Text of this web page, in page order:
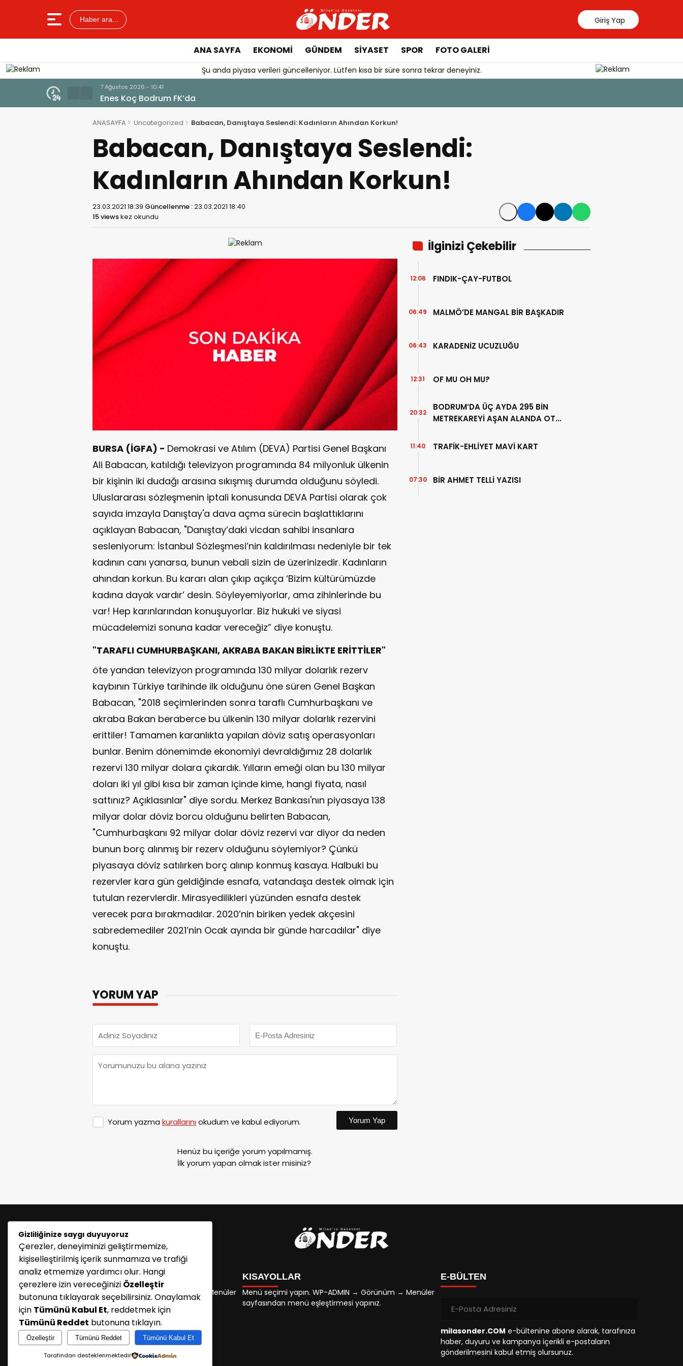
Haber ara... Giriş Yap
ANA SAYFA EKONOMİ GÜNDEM SİYASET SPOR FOTO GALERİ
Şu anda piyasa verileri güncelleniyor. Lütfen kısa bir süre sonra tekrar deneyiniz.
ANASAYFA Uncategorized Babacan, Danıştaya Seslendi: Kadınların Ahından Korkun!
Babacan, Danıştaya Seslendi:
Kadınların Ahından Korkun!
23.03.2021 18:39 Güncellenme :23.03.2021 18:40
15 viewskez okundu
BURSA (İGFA) - Demokrasi ve Atılım (DEVA) Partisi Genel Başkanı
Ali Babacan, katıldığı televizyon programında 84 milyonluk ülkenin
bir kişinin iki dudağı arasına sıkışmış durumda olduğunu söyledi.
Uluslararası sözleşmenin iptali konusunda DEVA Partisi olarak çok
sayıda imzayla Danıştay'a dava açma sürecin başlattıklarını
açıklayan Babacan, "Danıştay’daki vicdan sahibi insanlara
sesleniyorum: İstanbul Sözleşmesi’nin kaldırılması nedeniyle bir tek
kadının canı yanarsa, bunun vebali sizin de üzerinizedir. Kadınların
ahından korkun. Bu kararı alan çıkıp açıkça ‘Bizim kültürümüzde
kadına dayak vardır’ desin. Söyleyemiyorlar, ama zihinlerinde bu
var! Hep karınlarından konuşuyorlar. Biz hukuki ve siyasi
mücadelemizi sonuna kadar vereceğiz” diye konuştu.
"TARAFLI CUMHURBAŞKANI, AKRABA BAKAN BİRLİKTE ERİTTİLER"
öte yandan televizyon programında 130 milyar dolarlık rezerv
kaybının Türkiye tarihinde ilk olduğunu öne süren Genel Başkan
Babacan, "2018 seçimlerinden sonra taraflı Cumhurbaşkanı ve
akraba Bakan beraberce bu ülkenin 130 milyar dolarlık rezervini
erittiler! Tamamen karanlıkta yapılan döviz satış operasyonları
bunlar. Benim dönemimde ekonomiyi devraldığımız 28 dolarlık
rezervi 130 milyar dolara çıkardık. Yılların emeği olan bu 130 milyar
doları iki yıl gibi kısa bir zaman içinde kime, hangi fiyata, nasıl
sattınız? Açıklasınlar" diye sordu. Merkez Bankası'nın piyasaya 138
milyar dolar döviz borcu olduğunu belirten Babacan,
"Cumhurbaşkanı 92 milyar dolar döviz rezervi var diyor da neden
bunun borç alınmış bir rezerv olduğunu söylemiyor? Çünkü
piyasaya döviz satılırken borç alınıp konmuş kasaya. Halbuki bu
rezervler kara gün geldiğinde esnafa, vatandaşa destek olmak için
tutulan rezervlerdir. Mirasyedilikleri yüzünden esnafa destek
verecek para bırakmadılar. 2020’nin biriken yedek akçesini
sabredemediler 2021’nin Ocak ayında bir günde harcadılar" diye
konuştu.
YORUM YAP
Yorum yazma kurallarınıokudum ve kabul ediyorum. Yorum Yap
Henüz bu içeriğe yorum yapılmamış.
İlk yorum yapan olmak ister misiniz?
İlginizi Çekebilir
FINDIK-ÇAY-FUTBOL
12:06
MALMÖ’DE MANGAL BİR BAŞKADIR
06:49
KARADENİZ UCUZLUĞU
06:43
OF MU OH MU?
12:31
BODRUM’DA ÜÇ AYDA 295 BİN
METREKAREYİ AŞAN ALANDA OT
20:32
TRAFİK-EHLİYET MAVİ KART
11:40
BİR AHMET TELLİ YAZISI
07:30
KATEGORİLER
Menü seçimi yapın. WP-ADMIN → Görünüm → Menüler
sayfasından menü eşleştirmesi yapınız.
KISAYOLLAR
Menü seçimi yapın. WP-ADMIN → Görünüm → Menüler
sayfasından menü eşleştirmesi yapınız.
E-BÜLTEN
milasonder.COM e-bültenine abone olarak, tarafınıza
haber, duyuru ve kampanya içerikli e-postaların
gönderilmesini kabul etmiş olursunuz.
Gizliliğinize saygı duyuyoruz
Çerezler, deneyiminizi geliştirmemize,
kişiselleştirilmiş içerik sunmamıza ve trafiği
analiz etmemize yardımcı olur. Hangi
çerezlere izin vereceğinizi Özelleştir
butonuna tıklayarak seçebilirsiniz. Onaylamak
için Tümünü Kabul Et, reddetmek için
Tümünü Reddet butonuna tıklayın.
Özelleştir Tümünü Reddet Tümünü Kabul Et
Tarafından desteklenmektedir